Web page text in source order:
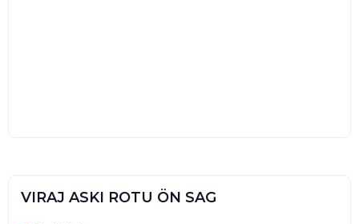
VIRAJ ASKI ROTU ÖN SAG